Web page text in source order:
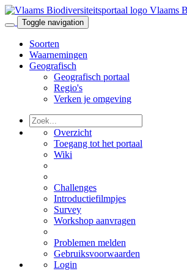
Vlaams
Toggle navigation
Soorten
Waarnemingen
Geografisch
Geografisch portaal
Regio's
Verken je omgeving
Overzicht
Toegang tot het portaal
Wiki
Challenges
Introductiefilmpjes
Survey
Workshop aanvragen
Problemen melden
Gebruiksvoorwaarden
Login